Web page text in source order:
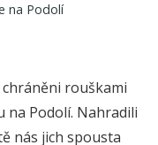
na Podolí
rouškami
na Podolí. Nahradili
nás jich spousta